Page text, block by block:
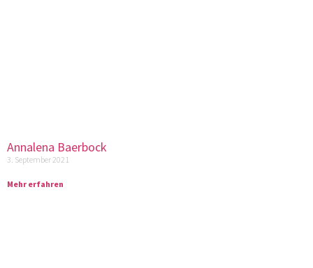
Annalena Baerbock
3. September 2021
Mehr erfahren